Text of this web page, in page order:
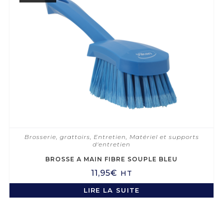
Brosserie, grattoirs, Entretien, Matériel et supports
d'entretien
BROSSE A MAIN FIBRE SOUPLE BLEU
11,95€ HT
LIRE LA SUITE